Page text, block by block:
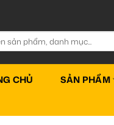
CHỦ SẢN PHẨM